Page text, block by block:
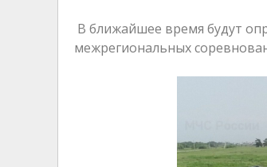
В ближайшее время будут
межрегиональных